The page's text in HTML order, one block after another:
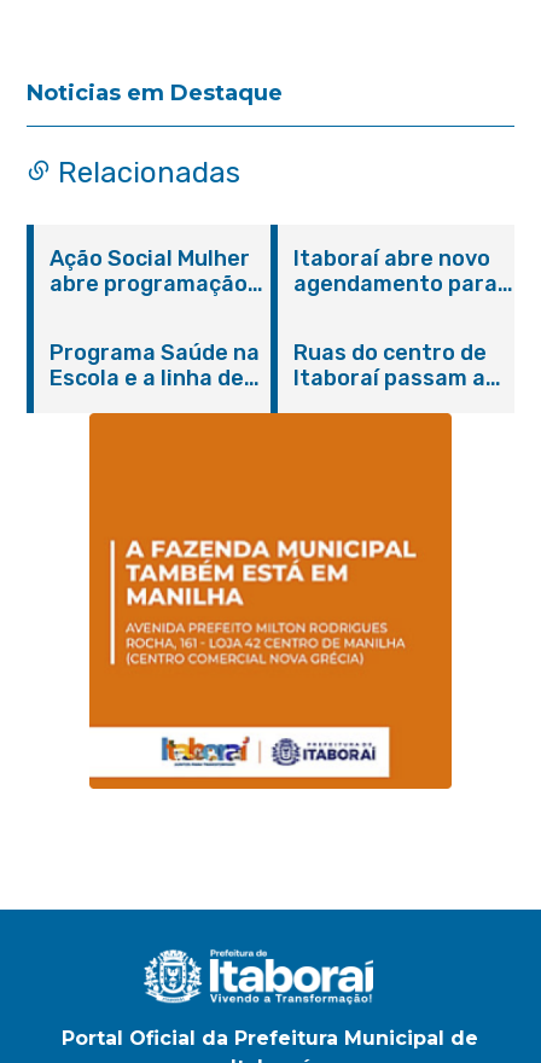
Noticias em Destaque
Relacionadas
Ação Social Mulher
abre programação
serviços gratuitos e
orientações
Itaboraí abre novo
agendamento para
Programa Saúde na
Escola e a linha de
Magalhães Seabra
Ruas do centro de
Itaboraí passam a
Portal Oficial da Prefeitura Municipal de